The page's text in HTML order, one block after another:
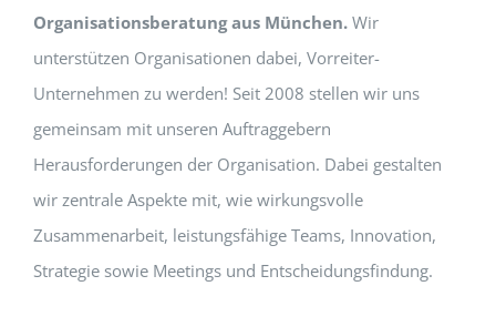
Organisationsberatung aus München. Wir
unterstützen Organisationen dabei, Vorreiter-
Unternehmen zu werden! Seit 2008 stellen wir uns
gemeinsam mit unseren Auftraggebern
Herausforderungen der Organisation. Dabei gestalten
wir zentrale Aspekte mit, wie wirkungsvolle
Zusammenarbeit, leistungsfähige Teams, Innovation,
Strategie sowie Meetings und Entscheidungsfindung.